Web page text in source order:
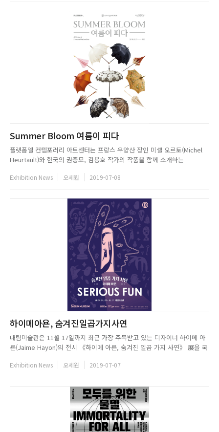
Summer Bloom 여름이 피다
플랫폼엘 컨템포러리 아트센터는 프랑스 우양산 장인 미셸 오르토(Michel
Heurtault)와 한국의 권중모, 김용호 작가의 작품을 함께 소개하는
는 일상에서 친근하게 사용해오던 우산과 양산을 공예 작품으로 접근하여 세
Exhibition News 오세원 2019-07-08
하이메아욘, 숨겨진일곱가지사연
대림미술관은 11월 17일까지 최근 가장 주목받고 있는 디자이너 하이메 아
욘(Jaime Hayon)의 전시 《하이메 아욘, 숨겨진 일곱 가지 사연》 展을 국
제작된 대형 설치 작업에 이르는 다양한 작품들과 그에 숨겨진 작품의 스토
Exhibition News 오세원 2019-07-07